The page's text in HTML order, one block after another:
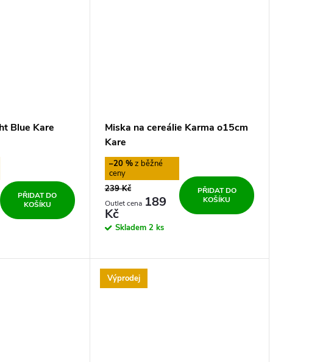
Blue Kare
PŘIDAT DO
KOŠÍKU
Miska na cereálie Karma o15cm
Kare
–20 %
239 Kč
189
Kč
Skladem 2 ks
PŘIDAT DO
KOŠÍKU
Výprodej